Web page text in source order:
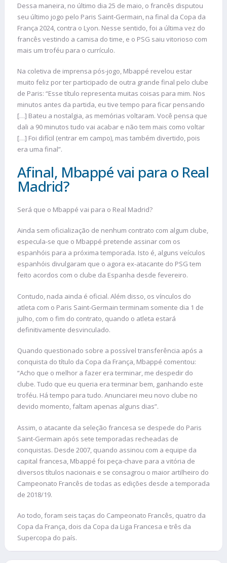
Dessa maneira, no último dia 25 de maio, o francês disputou
seu último jogo pelo Paris Saint-Germain, na final da Copa da
França 2024, contra o Lyon. Nesse sentido, foi a última vez do
francês vestindo a camisa do time, e o PSG saiu vitorioso com
mais um troféu para o currículo.
Na coletiva de imprensa pós-jogo, Mbappé revelou estar
muito feliz por ter participado de outra grande final pelo clube
de Paris: “Esse título representa muitas coisas para mim. Nos
minutos antes da partida, eu tive tempo para ficar pensando
[…] Bateu a nostalgia, as memórias voltaram. Você pensa que
dali a 90 minutos tudo vai acabar e não tem mais como voltar
[…] Foi difícil (entrar em campo), mas também divertido, pois
era uma final”.
Afinal, Mbappé vai para o Real
Madrid?
Será que o Mbappé vai para o Real Madrid?
Ainda sem oficialização de nenhum contrato com algum clube,
especula-se que o Mbappé pretende assinar com os
espanhóis para a próxima temporada. Isto é, alguns veículos
espanhóis divulgaram que o agora ex-atacante do PSG tem
feito acordos com o clube da Espanha desde fevereiro.
Contudo, nada ainda é oficial. Além disso, os vínculos do
atleta com o Paris Saint-Germain terminam somente dia 1 de
julho, com o fim do contrato, quando o atleta estará
definitivamente desvinculado.
Quando questionado sobre a possível transferência após a
conquista do título da Copa da França, Mbappé comentou:
“Acho que o melhor a fazer era terminar, me despedir do
clube. Tudo que eu queria era terminar bem, ganhando este
troféu. Há tempo para tudo. Anunciarei meu novo clube no
devido momento, faltam apenas alguns dias”.
Assim, o atacante da seleção francesa se despede do Paris
Saint-Germain após sete temporadas recheadas de
conquistas. Desde 2007, quando assinou com a equipe da
capital francesa, Mbappé foi peça-chave para a vitória de
diversos títulos nacionais e se consagrou o maior artilheiro do
Campeonato Francês de todas as edições desde a temporada
de 2018/19.
Ao todo, foram seis taças do Campeonato Francês, quatro da
Copa da França, dois da Copa da Liga Francesa e três da
Supercopa do país.